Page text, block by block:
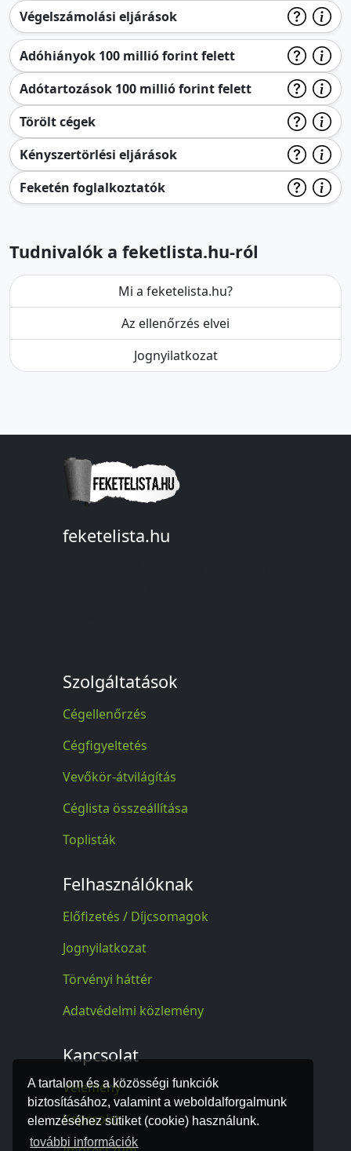
A tartalom és a közösségi funkciók
biztosításához, valamint a weboldalforgalmunk
elemzéséhez sütiket (cookie) használunk.
további információk
Végelszámolási eljárások
Adóhiányok 100 millió forint felett
Adótartozások 100 millió forint felett
Törölt cégek
Kényszertörlési eljárások
Feketén foglalkoztatók
Tudnivalók a feketlista.hu-ról
Mi a feketelista.hu?
Az ellenőrzés elvei
Jognyilatkozat
feketelista.hu
Szolgáltatások
Cégellenőrzés
Cégfigyeltetés
Vevőkör-átvilágítás
Céglista összeállítása
Toplisták
Felhasználóknak
Előfizetés / Díjcsomagok
Jognyilatkozat
Törvényi háttér
Adatvédelmi közlemény
Kapcsolat
Vélemény
Kapcsolat